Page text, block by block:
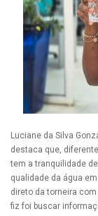
Luciane da Silva
destaca que,
tem a tranquilidade
qualidade da água
direto da torneira
fiz foi buscar